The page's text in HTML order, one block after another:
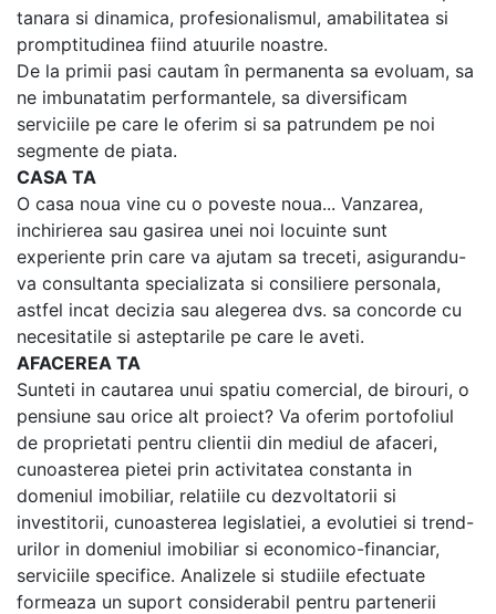
tanara si dinamica, profesionalismul, amabilitatea si
promptitudinea fiind atuurile noastre.
De la primii pasi cautam în permanenta sa evoluam, sa
ne imbunatatim performantele, sa diversificam
serviciile pe care le oferim si sa patrundem pe noi
segmente de piata.
CASA TA
O casa noua vine cu o poveste noua... Vanzarea,
inchirierea sau gasirea unei noi locuinte sunt
experiente prin care va ajutam sa treceti, asigurandu-
va consultanta specializata si consiliere personala,
astfel incat decizia sau alegerea dvs. sa concorde cu
necesitatile si asteptarile pe care le aveti.
AFACEREA TA
Sunteti in cautarea unui spatiu comercial, de birouri, o
pensiune sau orice alt proiect? Va oferim portofoliul
de proprietati pentru clientii din mediul de afaceri,
cunoasterea pietei prin activitatea constanta in
domeniul imobiliar, relatiile cu dezvoltatorii si
investitorii, cunoasterea legislatiei, a evolutiei si trend-
urilor in domeniul imobiliar si economico-financiar,
serviciile specifice. Analizele si studiile efectuate
formeaza un suport considerabil pentru partenerii